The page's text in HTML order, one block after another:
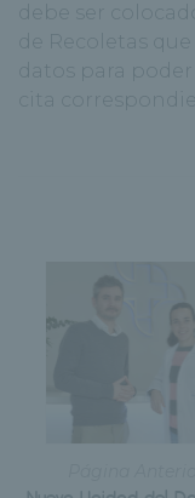
debe ser
de Recoletas
datos para
cita